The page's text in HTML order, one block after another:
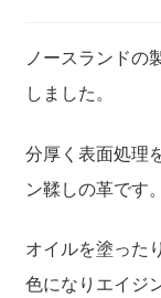
アウトレット
書籍カバー
パンフレット・
ノースランドの
しました。
分厚く表面処理
ン鞣しの革です。
オイルを塗った
色になりエイジ